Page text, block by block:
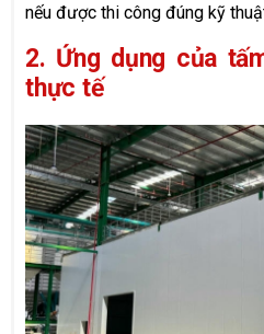
nếu được thi công đúng kỹ
2. Ứng dụng của
thực tế